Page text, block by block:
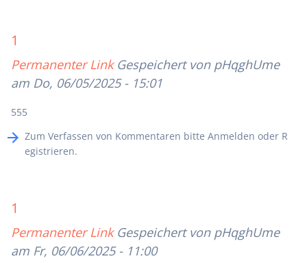
1
Permanenter Link Gespeichert von pHqghUme
am Do, 06/05/2025 - 15:01
555
Zum Verfassen von Kommentaren bitte Anmelden oder R
egistrieren.
1
Permanenter Link Gespeichert von pHqghUme
am Fr, 06/06/2025 - 11:00